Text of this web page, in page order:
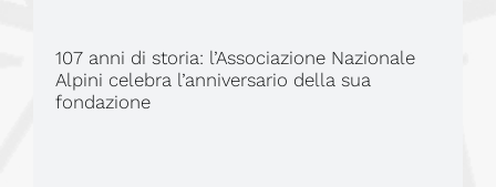
107 anni di storia: l’Associazione Nazionale
Alpini celebra l’anniversario della sua
fondazione